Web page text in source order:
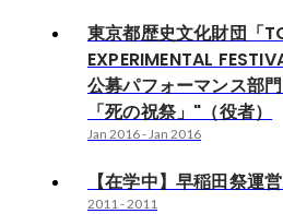
東京都歴史文化財団「
EXPERIMENTAL
公募パフォーマンス部
「死の祝祭」"（役者）
Jan 2016-Jan 2016
【在学中】早稲田祭運
2011-2011